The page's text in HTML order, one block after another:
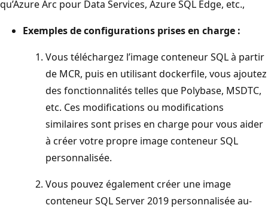
qu’Azure Arc pour Data Services, Azure SQL Edge, etc.,
Exemples de configurations prises en charge :
Vous téléchargez l’image conteneur SQL à partir
de MCR, puis en utilisant dockerfile, vous ajoutez
des fonctionnalités telles que Polybase, MSDTC,
etc. Ces modifications ou modifications
similaires sont prises en charge pour vous aider
à créer votre propre image conteneur SQL
personnalisée.
Vous pouvez également créer une image
conteneur SQL Server 2019 personnalisée au-